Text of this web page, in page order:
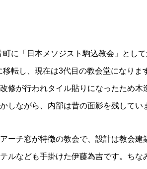
に「日本メソジスト駒込教会」として
転し、現在は3代目の教会堂になりま
修が行われタイル貼りになったため木
しながら、内部は昔の面影を残してい
ーチ窓が特徴の教会で、設計は教会建
ルなども手掛けた伊藤為吉です。ちな